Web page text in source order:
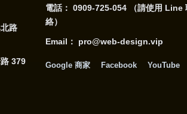
路
379
電話： 0909-725-054 （請使用 Line
絡）
Email： pro@web-design.vip
Google 商家 Facebook YouTube